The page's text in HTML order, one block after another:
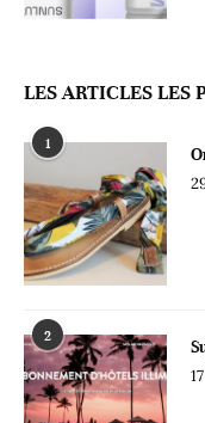
LES ARTICLES LES
1
2